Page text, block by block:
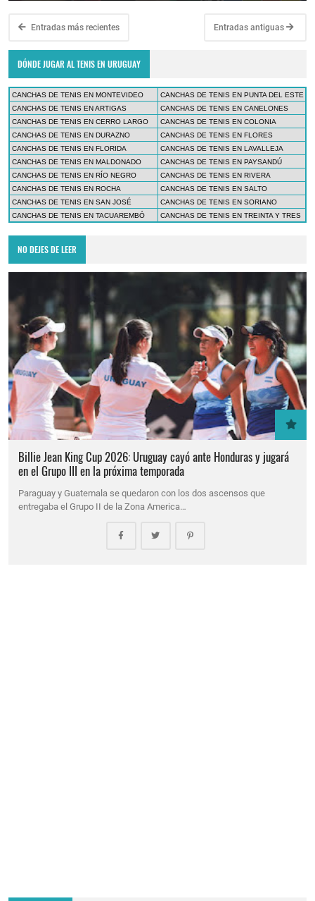
Entradas más recientes Entradas antiguas
DÓNDE JUGAR AL TENIS EN URUGUAY
CANCHAS DE TENIS EN MONTEVIDEO
CANCHAS DE TENIS EN PUNTA DEL ESTE
CANCHAS DE TENIS EN ARTIGAS
CANCHAS DE TENIS EN CANELONES
CANCHAS DE TENIS EN CERRO LARGO
CANCHAS DE TENIS EN COLONIA
CANCHAS DE TENIS EN DURAZNO
CANCHAS DE TENIS EN FLORES
CANCHAS DE TENIS EN FLORIDA
CANCHAS DE TENIS EN LAVALLEJA
CANCHAS DE TENIS EN MALDONADO
CANCHAS DE TENIS EN PAYSANDÚ
CANCHAS DE TENIS EN RÍO NEGRO
CANCHAS DE TENIS EN RIVERA
CANCHAS DE TENIS EN ROCHA
CANCHAS DE TENIS EN SALTO
CANCHAS DE TENIS EN SAN JOSÉ
CANCHAS DE TENIS EN SORIANO
CANCHAS DE TENIS EN TACUAREMBÓ
CANCHAS DE TENIS EN TREINTA Y TRES
NO DEJES DE LEER
Billie Jean King Cup 2026: Uruguay cayó ante Honduras y jugará
en el Grupo III en la próxima temporada
Paraguay y Guatemala se quedaron con los dos ascensos que
entregaba el Grupo II de la Zona America…